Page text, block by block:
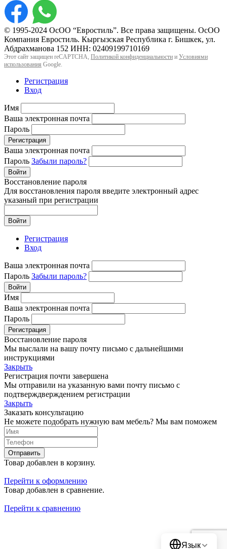
© 1995-2024 ОсОО “Евростиль”. Все права защищены. ОсОО
Компания Евростиль. Кыргызская Республика г. Бишкек, ул.
Абдрахманова 152 ИНН: 02409199710169
Этот сайт защищен reCAPTCHA, Политикой конфиденциальности и Условиями
использования Google.
Регистрация
Вход
Имя
Ваша электронная почта
Пароль
Регистрация
Ваша электронная почта
Пароль Забыли пароль?
Войти
Восстановление пароля
Для восстановления пароля введите электронный адрес
указаный при регистрации
Войти
Регистрация
Вход
Ваша электронная почта
Пароль Забыли пароль?
Войти
Имя
Ваша электронная почта
Пароль
Регистрация
Восстановление пароля
Мы выслали на вашу почту письмо с дальнейшими
инструкциями
Закрыть
Регистрация почти завершена
Мы отправили на указанную вами почту письмо с
подтверждверждением регистрации
Закрыть
Заказать консультацию
Не можете подобрать нужную вам мебель? Мы вам поможем
Отправить
Товар добавлен в корзину.
Перейти к оформлению
Товар добавлен в сравнение.
Перейти к сравнению
Язык